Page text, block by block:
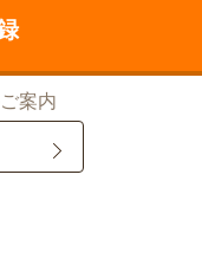
案内